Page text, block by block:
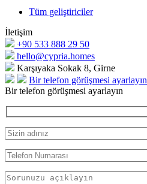
Tüm geliştiriciler
İletişim
+90 533 888 29 50
hello@cypria.homes
Karşıyaka Sokak 8, Girne
Bir telefon görüşmesi ayarlayın
Bir telefon görüşmesi ayarlayın